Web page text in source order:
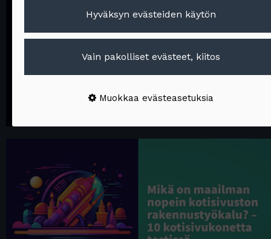
Hyväksyn evästeiden käytön
Vain pakolliset evästeet, kiitos
Muokkaa evästeasetuksia